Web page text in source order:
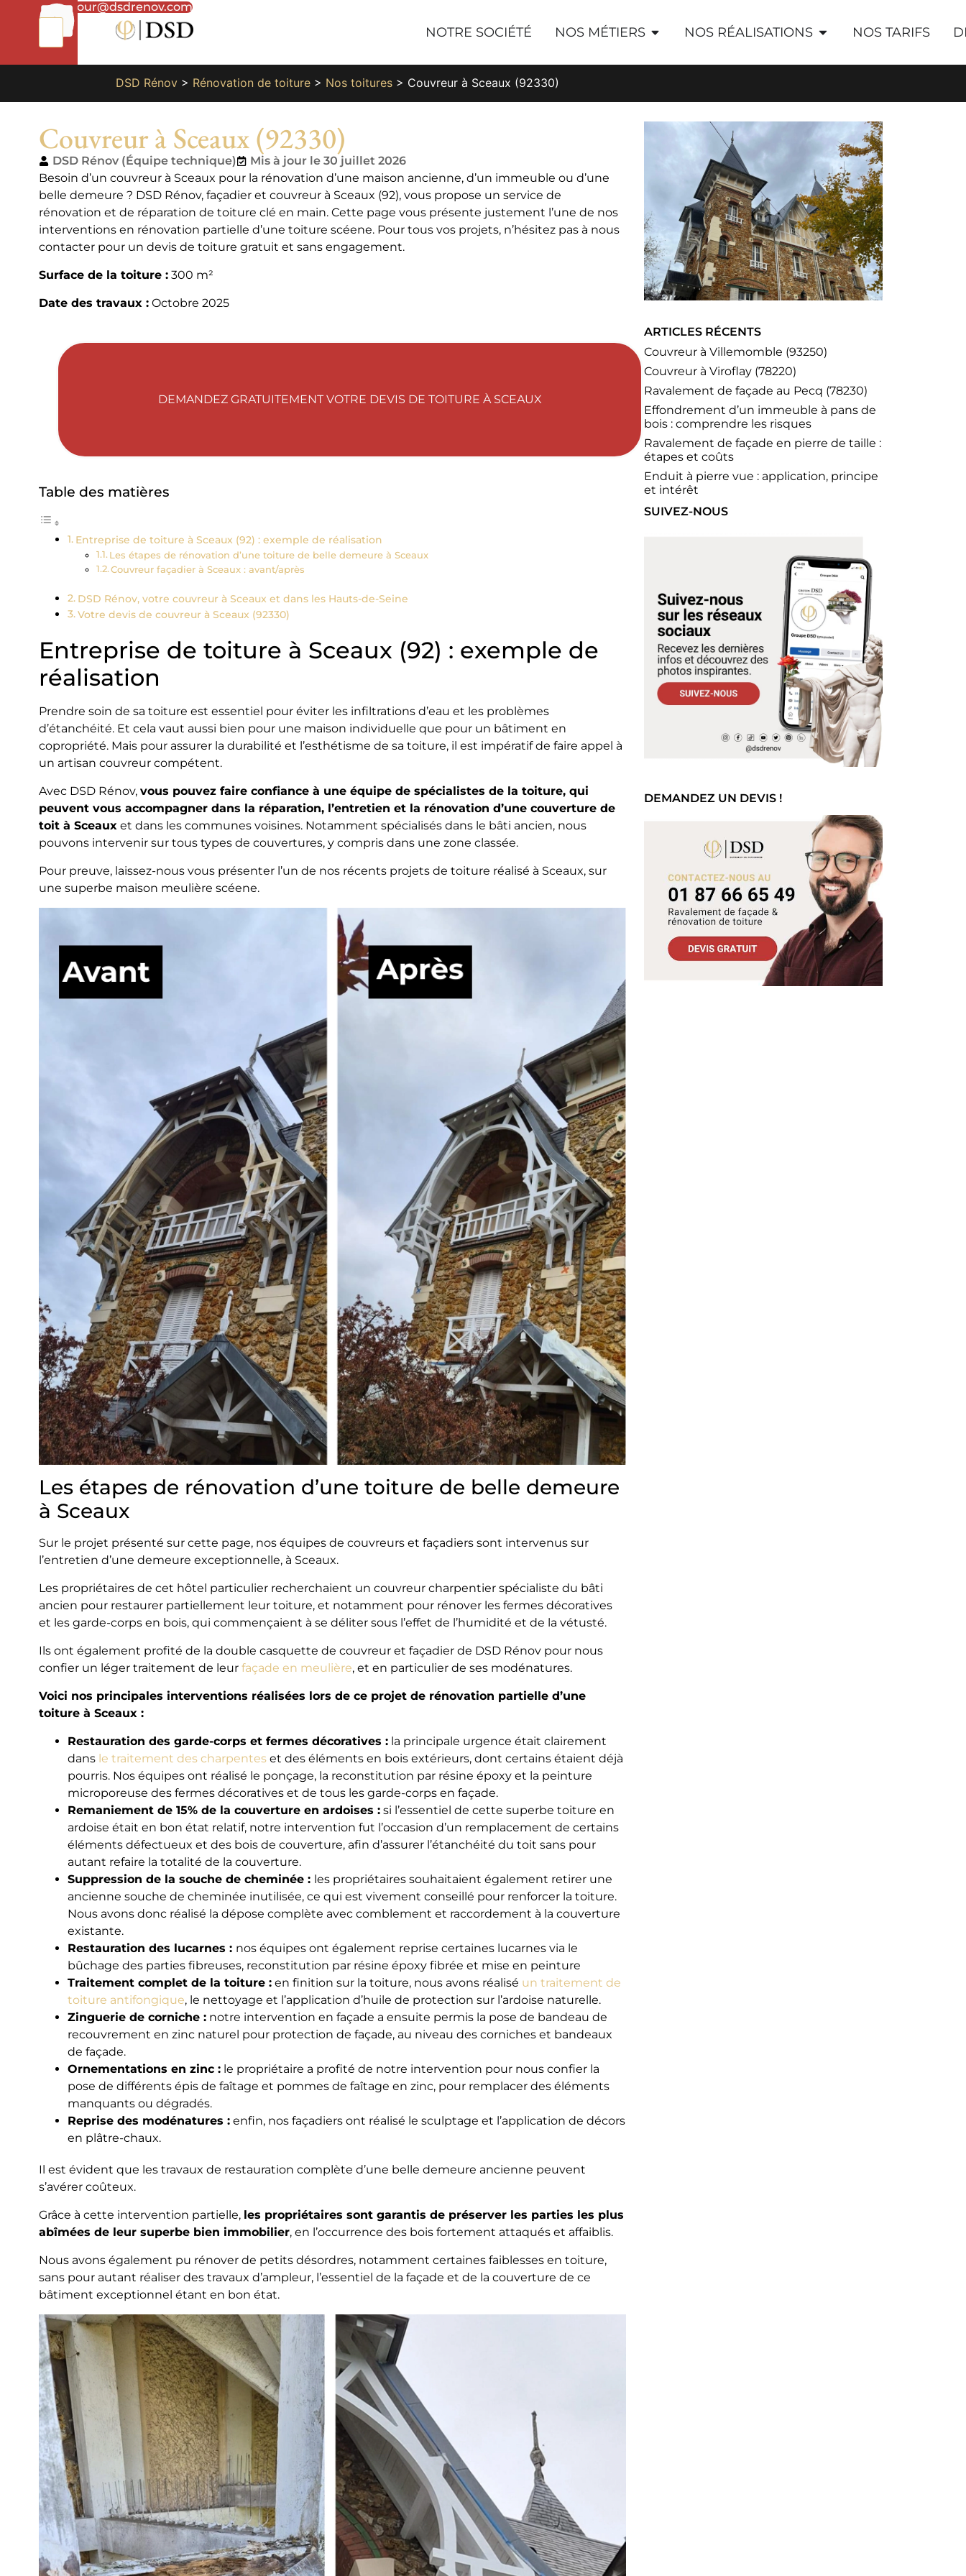
01
87
65
49
bonjour@dsdrenov.com
NOTRE SOCIÉTÉ NOS MÉTIERS NOS RÉALISATIONS NOS TARIFS
DSD Rénov > Rénovation de toiture > Nos toitures > Couvreur à Sceaux (92330)
Couvreur à Sceaux (92330)
DSD Rénov (Équipe technique)
Mis à jour le 30 juillet 2026
Besoin d’un couvreur à Sceaux pour la rénovation d’une maison ancienne, d’un immeuble ou d’une
belle demeure ? DSD Rénov, façadier et couvreur à Sceaux (92), vous propose un service de
rénovation et de réparation de toiture clé en main. Cette page vous présente justement l’une de nos
interventions en rénovation partielle d’une toiture scéene. Pour tous vos projets, n’hésitez pas à nous
contacter pour un devis de toiture gratuit et sans engagement.
Surface de la toiture :300 m²
Date des travaux :Octobre 2025
DEMANDEZ GRATUITEMENT VOTRE DEVIS DE TOITURE À SCEAUX
Table des matières
Entreprise de toiture à Sceaux (92) : exemple de réalisation
Les étapes de rénovation d’une toiture de belle demeure à Sceaux
Couvreur façadier à Sceaux : avant/après
DSD Rénov, votre couvreur à Sceaux et dans les Hauts-de-Seine
Votre devis de couvreur à Sceaux (92330)
Entreprise de toiture à Sceaux (92) : exemple de
réalisation
Prendre soin de sa toiture est essentiel pour éviter les infiltrations d’eau et les problèmes
d’étanchéité. Et cela vaut aussi bien pour une maison individuelle que pour un bâtiment en
copropriété. Mais pour assurer la durabilité et l’esthétisme de sa toiture, il est impératif de faire appel à
un artisan couvreur compétent.
Avec DSD Rénov, vous pouvez faire confiance à une équipe de spécialistes de la toiture, qui
peuvent vous accompagner dans la réparation, l’entretien et la rénovation d’une couverture de
toit à Sceaux et dans les communes voisines. Notamment spécialisés dans le bâti ancien, nous
pouvons intervenir sur tous types de couvertures, y compris dans une zone classée.
Pour preuve, laissez-nous vous présenter l’un de nos récents projets de toiture réalisé à Sceaux, sur
une superbe maison meulière scéene.
Les étapes de rénovation d’une toiture de belle demeure
à Sceaux
Sur le projet présenté sur cette page, nos équipes de couvreurs et façadiers sont intervenus sur
l’entretien d’une demeure exceptionnelle, à Sceaux.
Les propriétaires de cet hôtel particulier recherchaient un couvreur charpentier spécialiste du bâti
ancien pour restaurer partiellement leur toiture, et notamment pour rénover les fermes décoratives
et les garde-corps en bois, qui commençaient à se déliter sous l’effet de l’humidité et de la vétusté.
Ils ont également profité de la double casquette de couvreur et façadier de DSD Rénov pour nous
confier un léger traitement de leur façade en meulière, et en particulier de ses modénatures.
Voici nos principales interventions réalisées lors de ce projet de rénovation partielle d’une
toiture à Sceaux :
Restauration des garde-corps et fermes décoratives :la principale urgence était clairement
dans le traitement des charpenteset des éléments en bois extérieurs, dont certains étaient déjà
pourris. Nos équipes ont réalisé le ponçage, la reconstitution par résine époxy et la peinture
microporeuse des fermes décoratives et de tous les garde-corps en façade.
Remaniement de 15% de la couverture en ardoises :si l’essentiel de cette superbe toiture en
ardoise était en bon état relatif, notre intervention fut l’occasion d’un remplacement de certains
éléments défectueux et des bois de couverture, afin d’assurer l’étanchéité du toit sans pour
autant refaire la totalité de la couverture.
Suppression de la souche de cheminée : les propriétaires souhaitaient également retirer une
ancienne souche de cheminée inutilisée, ce qui est vivement conseillé pour renforcer la toiture.
Nous avons donc réalisé la dépose complète avec comblement et raccordement à la couverture
existante.
Restauration des lucarnes : nos équipes ont également reprise certaines lucarnes via le
bûchage des parties fibreuses, reconstitution par résine époxy fibrée et mise en peinture
Traitement complet de la toiture :en finition sur la toiture, nous avons réalisé un traitement de
toiture antifongique, le nettoyage et l’application d’huile de protection sur l’ardoise naturelle.
Zinguerie de corniche :notre intervention en façade a ensuite permis la pose de bandeau de
recouvrement en zinc naturel pour protection de façade, au niveau des corniches et bandeaux
de façade.
Ornementations en zinc :le propriétaire a profité de notre intervention pour nous confier la
pose de différents épis de faîtage et pommes de faîtage en zinc, pour remplacer des éléments
manquants ou dégradés.
Reprise des modénatures :enfin, nos façadiers ont réalisé le sculptage et l’application de décors
en plâtre-chaux.
Il est évident que les travaux de restauration complète d’une belle demeure ancienne peuvent
s’avérer coûteux.
Grâce à cette intervention partielle, les propriétaires sont garantis de préserver les parties les plus
abîmées de leur superbe bien immobilier, en l’occurrence des bois fortement attaqués et affaiblis.
Nous avons également pu rénover de petits désordres, notamment certaines faiblesses en toiture,
sans pour autant réaliser des travaux d’ampleur, l’essentiel de la façade et de la couverture de ce
bâtiment exceptionnel étant en bon état.
ARTICLES RÉCENTS
Couvreur à Villemomble (93250)
Couvreur à Viroflay (78220)
Ravalement de façade au Pecq (78230)
Effondrement d’un immeuble à pans de
bois : comprendre les risques
Ravalement de façade en pierre de taille :
étapes et coûts
Enduit à pierre vue : application, principe
et intérêt
SUIVEZ-NOUS
DEMANDEZ UN DEVIS !